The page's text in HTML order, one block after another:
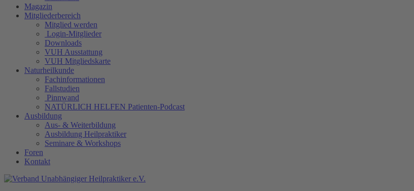
Magazin
Mitgliederbereich
Mitglied werden
Login-Mitglieder
Downloads
VUH Ausstattung
VUH Mitgliedskarte
Naturheilkunde
Fachinformationen
Fallstudien
Pinnwand
NATÜRLICH HELFEN Patienten-Podcast
Ausbildung
Aus- & Weiterbildung
Ausbildung Heilpraktiker
Seminare & Workshops
Foren
Kontakt